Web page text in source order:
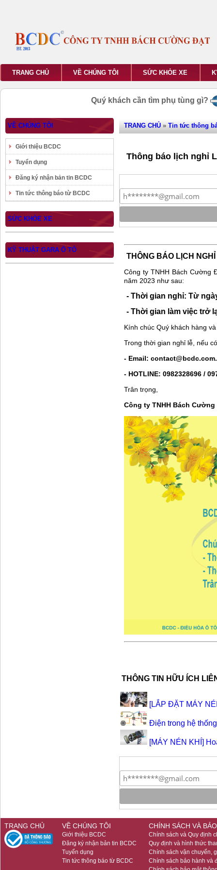
TRANG CHỦ VỀ CHÚNG TÔI SỨC KHỎE XE
Quý khách cần tìm phụ tùng gì?
VỀ CHÚNG TÔI
Giới thiệu BCDC
Tuyển dụng
Đăng ký nhận bản tin BCDC
Tin tức thông báo từ BCDC
SỨC KHỎE XE
KỸ THUẬT GARA Ô TÔ
TRANG CHỦ » Tin tức thông
Thông báo lịch nghỉ
THÔNG BÁO LỊCH
Công ty TNHH Bách Cường
năm 2023 như sau:
- Thời gian nghỉ: Từ
- Thời gian làm việc trở
Kính chúc Quý khách hàng
Trong thời gian nghỉ lễ, nếu
- Email:
- HOTLINE: 0982328696 /
Trân trọng,
Công ty TNHH Bách
THÔNG TIN HỮU ÍCH
[LẮP ĐẶT MÁY
Điện trong hệ
[MÁY NÉN KHÍ]
TRANG CHỦ VỀ CHÚNG TÔI
Giới thiệu BCDC
Đăng ký nhận bản tin BCDC
Tuyển dụng
Tin tức thông báo từ BCDC
CHÍNH SÁCH VÀ
Chính sách và Quy định
Quy định và hình thức
Chính sách vận chuyển,
Chính sách bảo hành và